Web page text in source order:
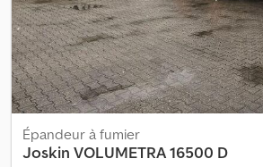
Épandeur à fumier
Joskin VOLUMETRA 16500 D